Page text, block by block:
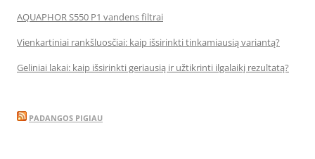
AQUAPHOR S550 P1 vandens filtrai
Vienkartiniai rankšluosčiai: kaip išsirinkti tinkamiausią variantą?
Geliniai lakai: kaip išsirinkti geriausią ir užtikrinti ilgalaikį rezultatą?
PADANGOS PIGIAU